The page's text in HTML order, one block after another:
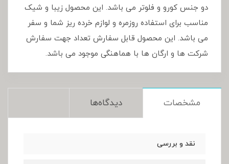
دو جنس کورو و فلوتر می باشد. این محصول زیبا و شیک
مناسب برای استفاده روزمره و لوازم خرده ریز شما و سفر
می باشد. این محصول قابل سفارش تعداد جهت سفارش
شرکت ها و ارگان ها با هماهنگی موجود می باشد.
مشخصات دیدگاه‌ها
نقد و بررسی